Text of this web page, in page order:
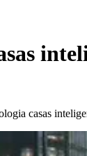
casas